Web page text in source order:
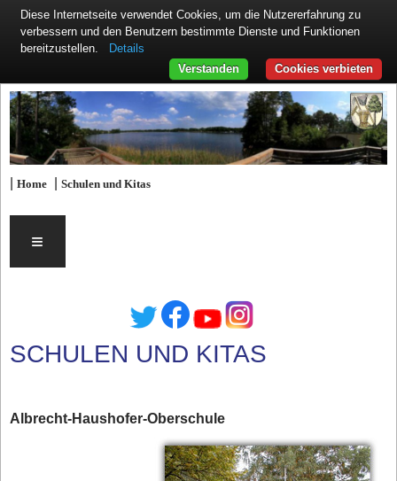
|Home |Schulen und Kitas
≡
SCHULEN UND KITAS
Albrecht-Haushofer-Oberschule
Diese Internetseite verwendet Cookies, um die Nutzererfahrung zu
verbessern und den Benutzern bestimmte Dienste und Funktionen
bereitzustellen.
Details
Cookies verbieten
Verstanden